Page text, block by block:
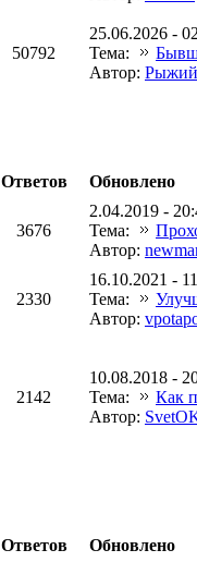
50792
25.06.2026 -
Тема:
Автор:
Ответов
Обновлено
3676
2.04.2019 -
Тема:
Автор:
2330
16.10.2021 -
Тема:
Автор:
2142
10.08.2018 -
Тема:
Как
Автор:
Ответов
Обновлено